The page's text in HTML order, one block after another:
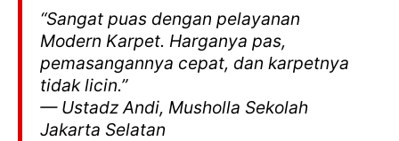
“Sangat puas dengan pelayanan
Modern Karpet. Harganya pas,
pemasangannya cepat, dan karpetnya
tidak licin.”
— Ustadz Andi, Musholla Sekolah
Jakarta Selatan